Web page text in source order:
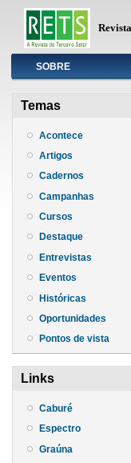
InfoSOBRE
Temas
Acontece
Artigos
Cadernos
Campanhas
Cursos
Destaque
Entrevistas
Eventos
Históricas
Oportunidades
Pontos de vista
Links
Caburé
Espectro
Graúna